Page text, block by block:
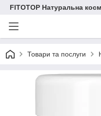
FITOTOP Натуральна
Товари та послуги